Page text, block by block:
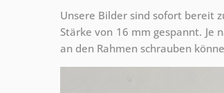
Unsere Bilder sind sofort bereit
Stärke von 16 mm gespannt. Je
an den Rahmen schrauben